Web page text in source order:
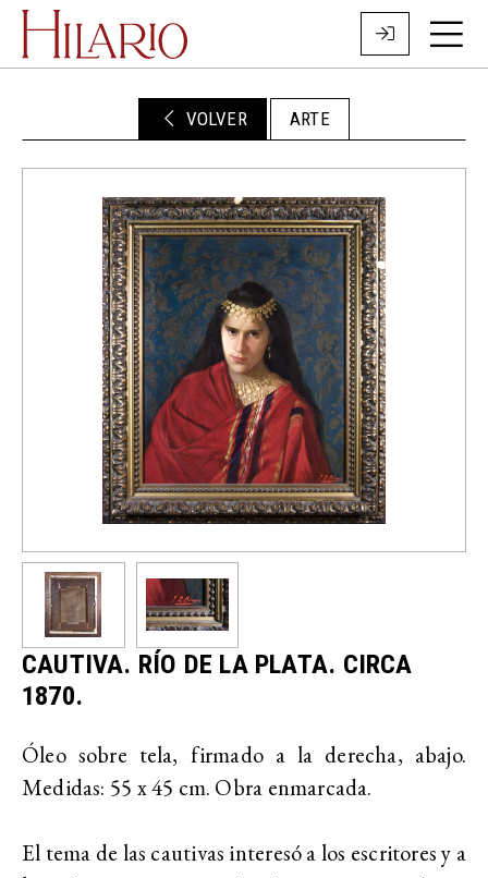
VOLVER ARTE
CAUTIVA. RÍO DE LA PLATA. CIRCA
1870.
Óleo sobre tela, firmado a la derecha, abajo.
Medidas: 55 x 45 cm. Obra enmarcada.
El tema de las cautivas interesó a los escritores y a